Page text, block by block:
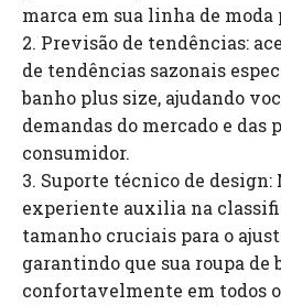
marca em sua linha de moda
2. Previsão de tendências:
de tendências sazonais
banho plus size, ajudando
demandas do mercado e das
consumidor.
3. Suporte técnico de design:
experiente auxilia na
tamanho cruciais para o
garantindo que sua roupa de
confortavelmente em todos